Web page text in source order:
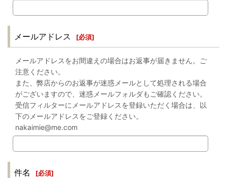
メールアドレス [必須]
メールアドレスをお間違えの場合はお返事が届きません。ご
注意ください。
また、弊店からのお返事が迷惑メールとして処理される場合
がございますので、迷惑メールフォルダもご確認ください。
受信フィルターにメールアドレスを登録いただく場合は、以
下のメールアドレスをご登録ください。
nakaimie@me.com
件名 [必須]